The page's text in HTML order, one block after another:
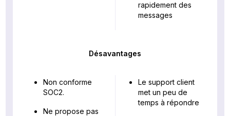
rapidement des
messages
Désavantages
Non conforme
SOC2.
Ne propose pas
Le support client
met un peu de
temps à répondre